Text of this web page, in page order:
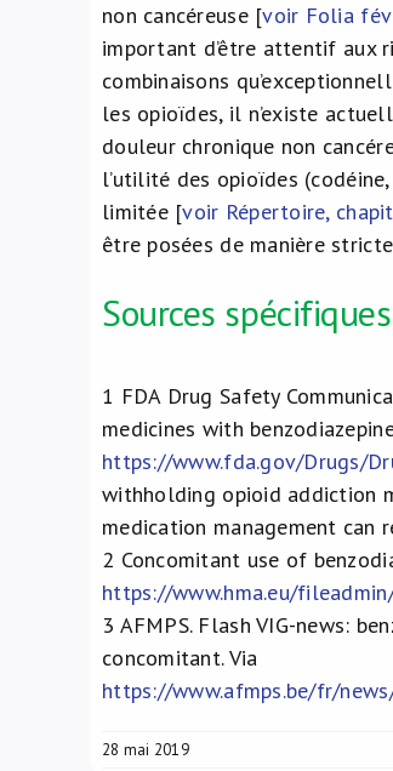
non cancéreuse [voir Folia
important d’être attentif aux
combinaisons
les opioïdes, il n’existe
douleur chronique non
l’utilité des opioïdes
limitée [voir Répertoire,
être posées de manière
Sources spécifiques
1 FDA Drug Safety
medicines with
https://www.fda.gov/Drugs/
withholding opioid addiction
medication management can
2 Concomitant use of
https://www.hma.eu/
3 AFMPS. Flash VIG-news:
concomitant. Via
https://www.afmps.be/fr/news/
28 mai 2019